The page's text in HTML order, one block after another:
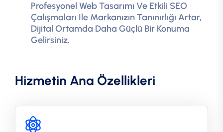
Profesyonel Web Tasarımı Ve Etkili SEO
Çalışmaları Ile Markanızın Tanınırlığı Artar,
Dijital Ortamda Daha Güçlü Bir Konuma
Gelirsiniz.
Hizmetin Ana Özellikleri